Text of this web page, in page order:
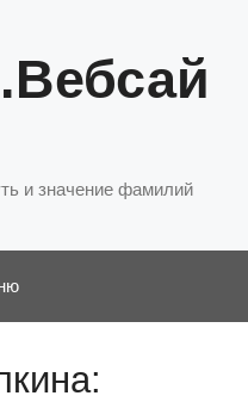
и значение фамилий